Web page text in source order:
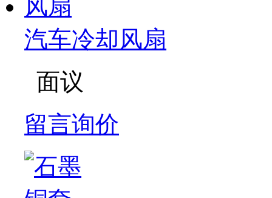
汽车冷却风扇
面议
留言询价